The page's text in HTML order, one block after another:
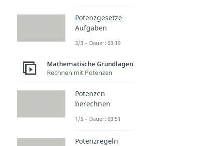
Potenzgesetze
Aufgaben
3/3 – Dauer: 03:19
Mathematische Grundlagen
Rechnen mit Potenzen
Potenzen
berechnen
1/5 – Dauer: 03:51
Potenzregeln